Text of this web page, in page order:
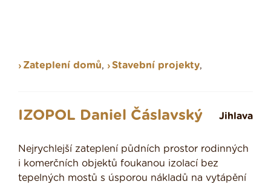
Zateplení domů, Stavební projekty,
IZOPOL Daniel Čáslavský Jihlava
Nejrychlejší zateplení půdních prostor rodinných
i komerčních objektů foukanou izolací bez
tepelných mostů s úsporou nákladů na vytápění